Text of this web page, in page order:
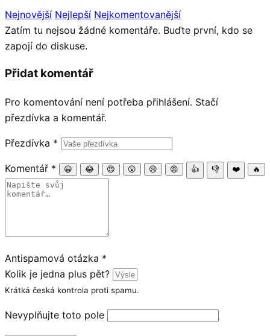
Nejnovější Nejlepší Nejkomentovanější
Zatím tu nejsou žádné komentáře. Buďte první, kdo se
zapojí do diskuse.
Přidat komentář
Pro komentování není potřeba přihlášení. Stačí
přezdívka a komentář.
Přezdívka *
Komentář * 😀 😂 😍 😮 😢 😡 👍 👎 ❤️ 🔥
Antispamová otázka *
Kolik je jedna plus pět?
Krátká česká kontrola proti spamu.
Nevyplňujte toto pole